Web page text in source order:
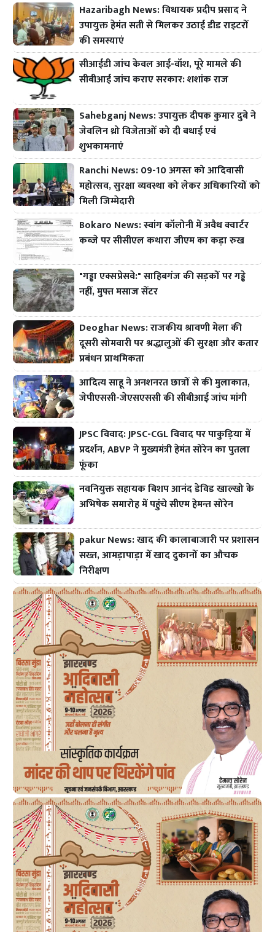
Hazaribagh News: विधायक प्रदीप प्रसाद ने
उपायुक्त हेमंत सती से मिलकर उठाई डीड राइटरों
की समस्याएं
सीआईडी जांच केवल आई-वॉश, पूरे मामले की
सीबीआई जांच कराए सरकार: शशांक राज
Sahebganj News: उपायुक्त दीपक कुमार दुबे ने
जेवलिन थ्रो विजेताओं को दी बधाई एवं
शुभकामनाएं
Ranchi News: 09-10 अगस्त को आदिवासी
महोत्सव, सुरक्षा व्यवस्था को लेकर अधिकारियों को
मिली जिम्मेदारी
Bokaro News: स्वांग कॉलोनी में अवैध क्वार्टर
कब्जे पर सीसीएल कथारा जीएम का कड़ा रुख
"गड्ढा एक्सप्रेसवे:" साहिबगंज की सड़कों पर गड्ढे
नहीं, मुफ्त मसाज सेंटर
Deoghar News: राजकीय श्रावणी मेला की
दूसरी सोमवारी पर श्रद्धालुओं की सुरक्षा और कतार
प्रबंधन प्राथमिकता
आदित्य साहू ने अनशनरत छात्रों से की मुलाकात,
जेपीएससी-जेएसएससी की सीबीआई जांच मांगी
JPSC विवाद: JPSC-CGL विवाद पर पाकुड़िया में
प्रदर्शन, ABVP ने मुख्यमंत्री हेमंत सोरेन का पुतला
फूंका
नवनियुक्त सहायक बिशप आनंद डेविड खाल्खो के
अभिषेक समारोह में पहुंचे सीएम हेमन्त सोरेन
pakur News: खाद की कालाबाजारी पर प्रशासन
सख्त, आमड़ापाड़ा में खाद दुकानों का औचक
निरीक्षण